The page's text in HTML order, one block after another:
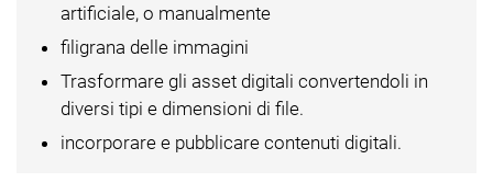
artificiale, o manualmente
filigrana delle immagini
Trasformare gli asset digitali convertendoli in
diversi tipi e dimensioni di file.
incorporare e pubblicare contenuti digitali.